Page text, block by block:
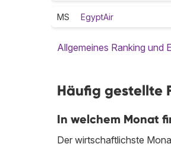
MS EgyptAir
Allgemeines Ranking und
Häufig gestellte
In welchem Monat
Der wirtschaftlichste